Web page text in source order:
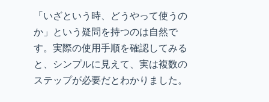
「いざという時、どうやって使うの
か」という疑問を持つのは自然で
す。実際の使用手順を確認してみる
と、シンプルに見えて、実は複数の
ステップが必要だとわかりました。